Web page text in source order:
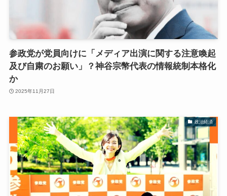
参政党が党員向けに「メディア出演に関する注意喚起
及び自粛のお願い」？神谷宗幣代表の情報統制本格化
か
2025年11月27日
政治経済